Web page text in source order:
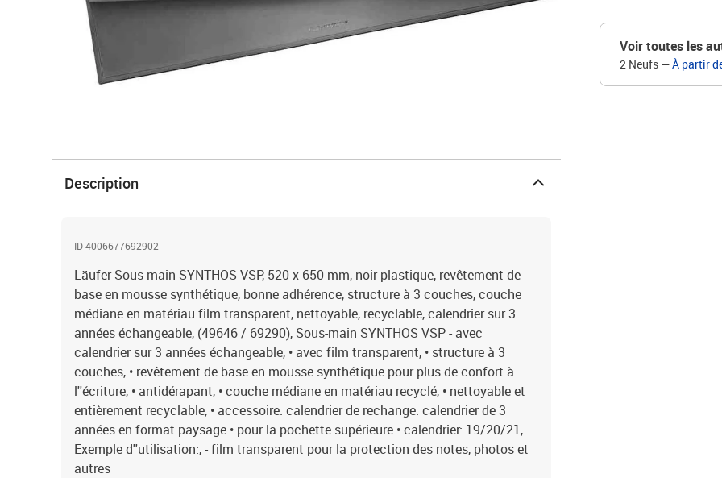
Voir toutes les
2 Neufs —À partir
Description
ID 4006677692902
Läufer Sous-main SYNTHOS VSP, 520 x 650 mm, noir plastique, revêtement de
base en mousse synthétique, bonne adhérence, structure à 3 couches, couche
médiane en matériau film transparent, nettoyable, recyclable, calendrier sur 3
années échangeable, (49646 / 69290), Sous-main SYNTHOS VSP - avec
calendrier sur 3 années échangeable, • avec film transparent, • structure à 3
couches, • revêtement de base en mousse synthétique pour plus de confort à
l''écriture, • antidérapant, • couche médiane en matériau recyclé, • nettoyable et
entièrement recyclable, • accessoire: calendrier de rechange: calendrier de 3
années en format paysage • pour la pochette supérieure • calendrier: 19/20/21,
Exemple d''utilisation:, - film transparent pour la protection des notes, photos et
autres